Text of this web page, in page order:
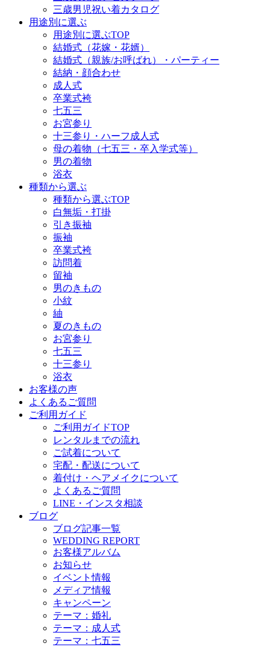
三歳男児祝い着カタログ
用途別に選ぶ
用途別に選ぶTOP
結婚式（花嫁・花婿）
結婚式（親族/お呼ばれ）・パーティー
結納・顔合わせ
成人式
卒業式袴
七五三
お宮参り
十三参り・ハーフ成人式
母の着物（七五三・卒入学式等）
男の着物
浴衣
種類から選ぶ
種類から選ぶTOP
白無垢・打掛
引き振袖
振袖
卒業式袴
訪問着
留袖
男のきもの
小紋
紬
夏のきもの
お宮参り
七五三
十三参り
浴衣
お客様の声
よくあるご質問
ご利用ガイド
ご利用ガイドTOP
レンタルまでの流れ
ご試着について
宅配・配送について
着付け・ヘアメイクについて
よくあるご質問
LINE・インスタ相談
ブログ
ブログ記事一覧
WEDDING REPORT
お客様アルバム
お知らせ
イベント情報
メディア情報
キャンペーン
テーマ：婚礼
テーマ：成人式
テーマ：七五三